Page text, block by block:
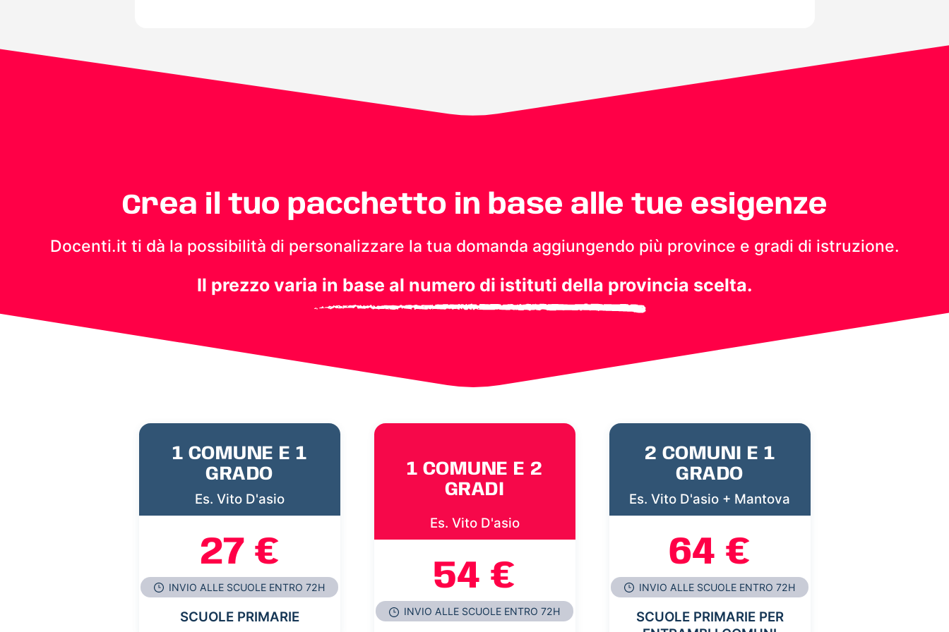
Crea il tuo pacchetto in base alle tue esigenze
Docenti.it ti dà la possibilità di personalizzare la tua domanda aggiungendo più province e gradi di istruzione.
Il prezzo varia in base al numero di istituti della provincia scelta.
1 COMUNE E 1
GRADO
Es. Vito D'asio
27 €
INVIO ALLE SCUOLE ENTRO 72H
SCUOLE PRIMARIE
1 COMUNE E 2
GRADI
Es. Vito D'asio
54 €
INVIO ALLE SCUOLE ENTRO 72H
2 COMUNI E 1
GRADO
Es. Vito D'asio + Mantova
64 €
INVIO ALLE SCUOLE ENTRO 72H
SCUOLE PRIMARIE PER